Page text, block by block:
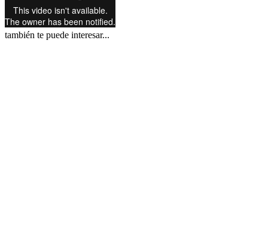
también te puede interesar...